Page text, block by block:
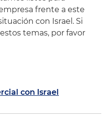
frente a este
con Israel. Si
temas, por favor
con Israel